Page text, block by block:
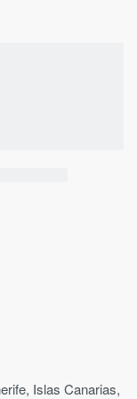
Islas Canarias,